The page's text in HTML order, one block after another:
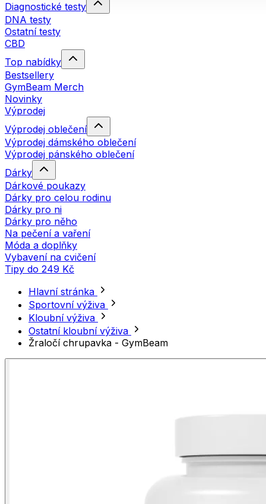
Diagnostické testy
DNA testy
Ostatní testy
CBD
Top nabídky
Bestsellery
GymBeam Merch
Novinky
Výprodej
Výprodej oblečení
Výprodej dámského oblečení
Výprodej pánského oblečení
Dárky
Dárkové poukazy
Dárky pro celou rodinu
Dárky pro ni
Dárky pro něho
Na pečení a vaření
Móda a doplňky
Vybavení na cvičení
Tipy do 249 Kč
Hlavní stránka
Sportovní výživa
Kloubní výživa
Ostatní kloubní výživa
Žraločí chrupavka - GymBeam